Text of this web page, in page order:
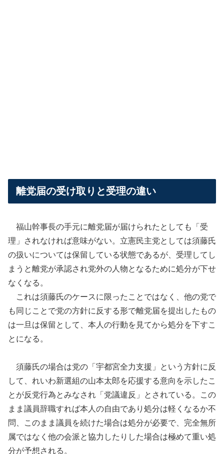
離党届の受け取りと受理の違い
福山幹事長の手元に離党届が届けられたとしても「受
理」されなければ意味がない。立憲民主党としては須藤氏
の扱いについては保留している状態であるが、受理してし
まうと離党が承認され党外の人物となるために処分が下せ
なくなる。
これは須藤氏のケースに限ったことではなく、他の党で
も同じことで党の方針に反する形で離党届を提出したもの
は一旦は保留として、本人の行動を見てから処分を下すこ
とになる。
須藤氏の場合は党の「宇都宮全力支援」という方針に反
して、れいわ新選組の山本太郎を応援する意向を示したこ
とが反党行為とみなされ「党議違反」とされている。この
まま議員辞職すれば本人の自由であり処分は軽くなるか不
問、このまま議員を続けた場合は処分が必要で、完全無所
属ではなく他の会派と協力したりした場合は極めて重い処
分が予想される。